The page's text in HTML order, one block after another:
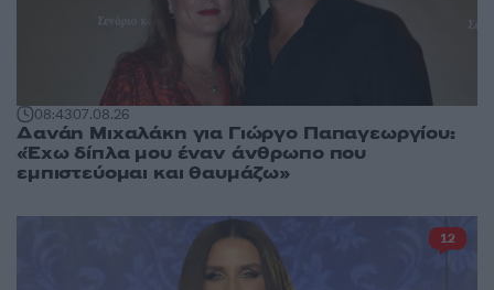
08:4307.08.26
Δανάη Μιχαλάκη για Γιώργο Παπαγεωργίου:
«Έχω δίπλα μου έναν άνθρωπο που
εμπιστεύομαι και θαυμάζω»
12